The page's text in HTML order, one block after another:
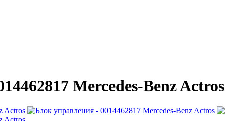
Mercedes-Benz Actros